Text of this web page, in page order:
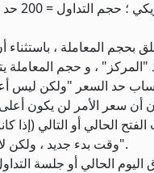
بحجم المعاملة ،
وقت بدء جديد ، ولكن لاحظ أن الخوارزمية لن تعمل حتى تنقر على زر "ابدأ".